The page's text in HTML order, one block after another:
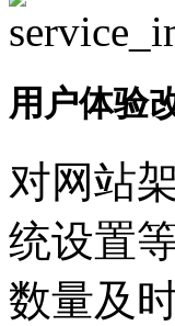
用户体验
对网站
统设置
数量及